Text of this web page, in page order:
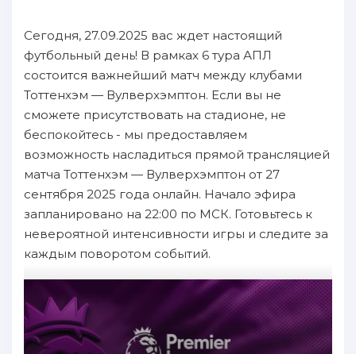
Сегодня, 27.09.2025 вас ждет настоящий
футбольный день! В рамках 6 тура АПЛ
состоится важнейший матч между клубами
Тоттенхэм — Вулверхэмптон. Если вы не
сможете присутствовать на стадионе, не
беспокойтесь - мы предоставляем
возможность насладиться прямой трансляцией
матча Тоттенхэм — Вулверхэмптон от 27
сентября 2025 года онлайн. Начало эфира
запланировано на 22:00 по МСК. Готовьтесь к
невероятной интенсивности игры и следите за
каждым поворотом событий.